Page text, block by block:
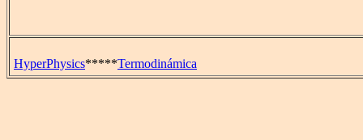
HyperPhysics*****Termodinámica